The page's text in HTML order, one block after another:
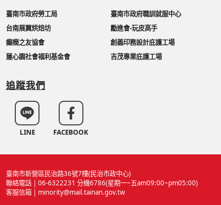
臺南市政府勞工局
臺南市政府職訓就服中心
台南展翼烘焙坊
勵進會-玩皮高手
癲癇之友協會
創義印務設計庇護工場
蓮心園社會福利基金會
吉茂專業庇護工場
追蹤我們
LINE FACEBOOK
臺南市新營區民治路36號7樓(民治市政中心)
聯絡電話 | 06-6322231 分機6786(星期一~五am09:00~pm05:00)
客服信箱 | minority@mail.tainan.gov.tw